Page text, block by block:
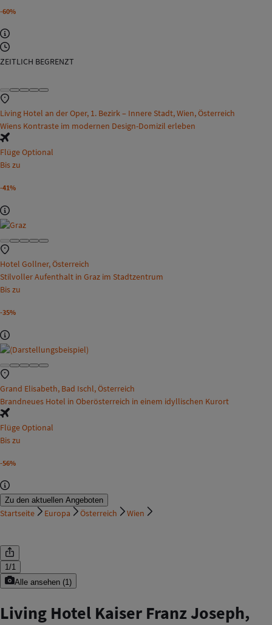
-60%
ZEITLICH BEGRENZT
Living Hotel an der Oper, 1. Bezirk – Innere Stadt, Wien, Österreich
Wiens Kontraste im modernen Design-Domizil erleben
Flüge Optional
Bis zu
-41%
Hotel Gollner, Österreich
Stilvoller Aufenthalt in Graz im Stadtzentrum
Bis zu
-35%
Grand Elisabeth, Bad Ischl, Österreich
Brandneues Hotel in Oberösterreich in einem idyllischen Kurort
Flüge Optional
Bis zu
-56%
Zu den aktuellen Angeboten
Startseite Europa Österreich Wien
1/1
Alle ansehen (1)
Living Hotel Kaiser Franz Joseph,